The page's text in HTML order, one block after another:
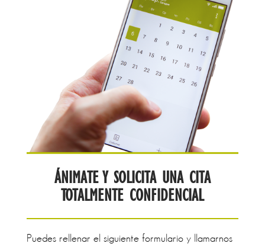
ÁNIMATE Y SOLICITA UNA CITA
TOTALMENTE CONFIDENCIAL
Puedes rellenar el siguiente formulario y llamarnos